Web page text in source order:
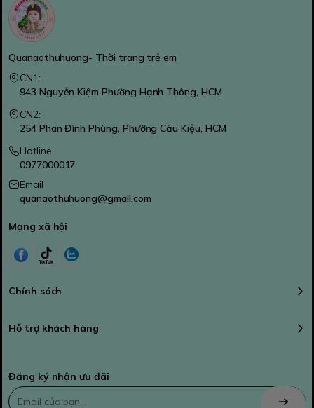
Quanaothuhuong- Thời trang trẻ em
CN1:
943 Nguyễn Kiệm Phường Hạnh Thông, HCM
CN2:
254 Phan Đình Phùng, Phường Cầu Kiệu, HCM
Hotline
0977000017
Email
quanaothuhuong@gmail.com
Mạng xã hội
Chính sách
Hỗ trợ khách hàng
Đăng ký nhận ưu đãi